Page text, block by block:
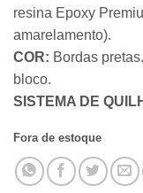
resina Epoxy
amarelamento).
COR: Bordas
bloco.
SISTEMA DE
Fora de estoque